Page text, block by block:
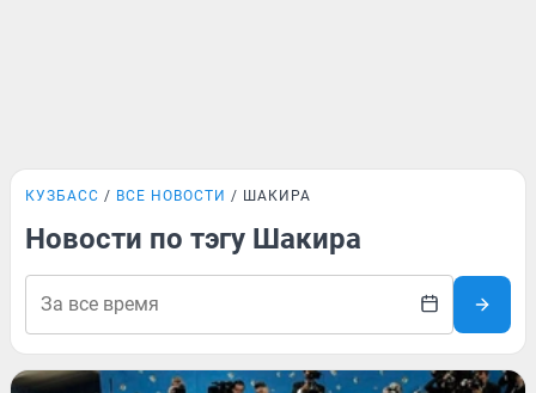
КУЗБАСС ВСЕ НОВОСТИ ШАКИРА
Новости по тэгу Шакира